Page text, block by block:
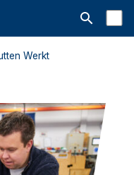
Abrir la
Werkt